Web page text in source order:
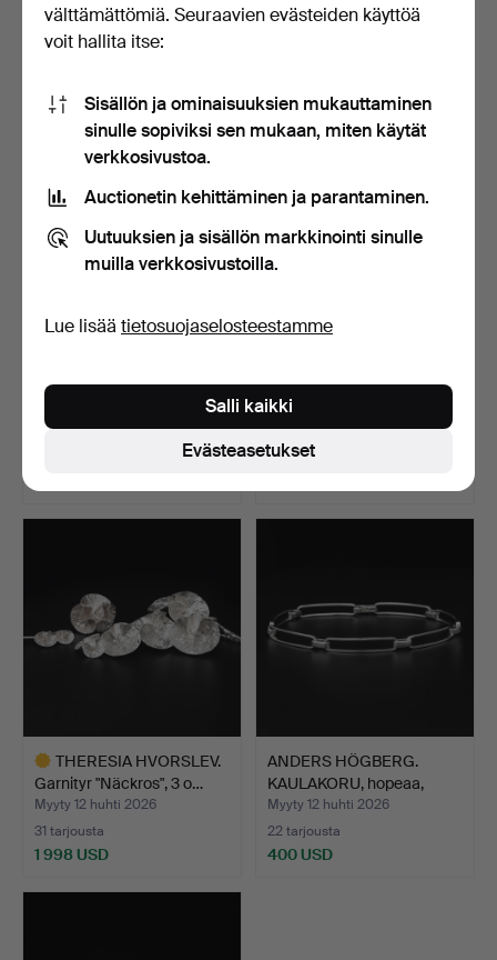
KARL-INGEMAR
JOHANSSON.
305 USD
SVEN-ERIK HÖGBERG.
410 USD
ANDERS HÖGBERG.
Götebor…
Myyty 12 huhti 2026
GEORG JENSEN.
KUKKANEULA, nr 113,
hopeaa, …
Myyty 12 huhti 2026
10 tarjousta
THERESIA HVORSLEV.
Garnityr "Näckros", 3 o…
Myyty 12 huhti 2026
31 tarjousta
1 998 USD
ANDERS HÖGBERG.
KAULAKORU, hopeaa,
Götebor…
Myyty 12 huhti 2026
22 tarjousta
400 USD
välttämättömiä. Seuraavien evästeiden käyttöä
voit hallita itse:
Sisällön ja ominaisuuksien mukauttaminen
sinulle sopiviksi sen mukaan, miten käytät
verkkosivustoa.
Auctionetin kehittäminen ja parantaminen.
Uutuuksien ja sisällön markkinointi sinulle
muilla verkkosivustoilla.
Lue lisää tietosuojaselosteestamme
Evästeasetukset
Salli kaikki